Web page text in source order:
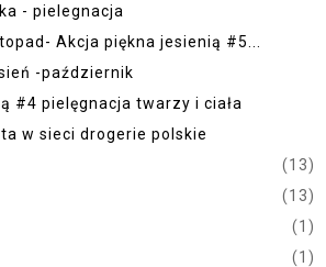
- pielegnacja
Akcja piękna jesienią #5...
-październik
#4 pielęgnacja twarzy i ciała
w sieci drogerie polskie
(13)
(13)
(1)
(1)